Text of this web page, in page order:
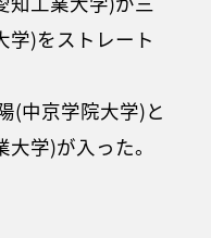
学)をストレート
(中京学院大学)と
学)が入った。